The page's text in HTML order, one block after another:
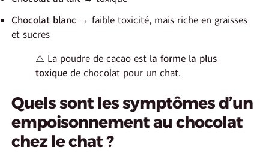
Chocolat blanc → faible toxicité, mais riche en graisses
et sucres
⚠️ La poudre de cacao est la forme la plus
toxique de chocolat pour un chat.
Quels sont les symptômes d’un
empoisonnement au chocolat
chez le chat ?